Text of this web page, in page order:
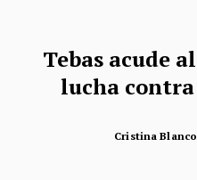
Tebas acude
lucha
Cristina Blanco